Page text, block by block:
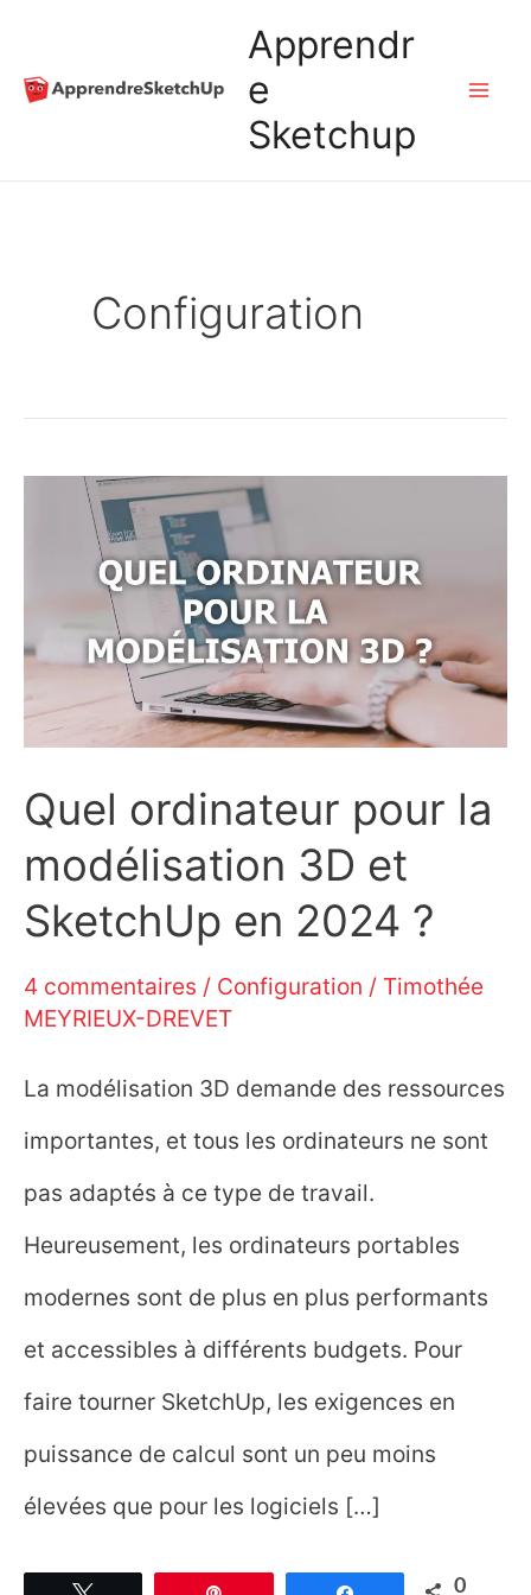
au
Apprendr
e
Sketchup
Configuration
Quel ordinateur pour la
modélisation 3D et
SketchUp en 2024 ?
4 commentaires / Configuration / Timothée
MEYRIEUX-DREVET
La modélisation 3D demande des ressources
importantes, et tous les ordinateurs ne sont
pas adaptés à ce type de travail.
Heureusement, les ordinateurs portables
modernes sont de plus en plus performants
et accessibles à différents budgets. Pour
faire tourner SketchUp, les exigences en
puissance de calcul sont un peu moins
élevées que pour les logiciels […]
0